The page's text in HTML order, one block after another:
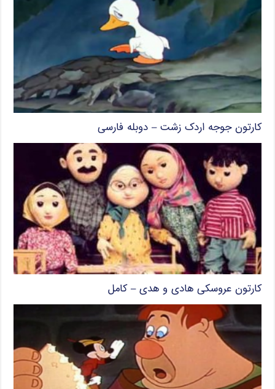
کارتون جوجه اردک زشت – دوبله فارسی
کارتون عروسکی هادی و هدی – کامل